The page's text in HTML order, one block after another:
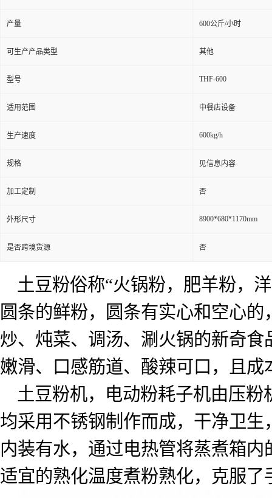
产量 600公斤/小时
可生产产品类型 其他
型号 THF-600
适用范围 中餐店设备
生产速度 600kg/h
规格 见信息内容
加工定制 否
外形尺寸 8900*680*1170mm
是否跨境货源 否
土豆粉俗称“火锅粉，肥羊粉，
圆条的鲜粉，圆条有实心和空心
炒、炖菜、调汤、涮火锅的新奇
嫩滑、口感筋道、酸辣可口，且成
土豆粉机，电动粉耗子机由压
均采用不锈钢制作而成，干净卫
内装有水，通过电热管将蒸煮箱
适宜的熟化温度煮粉熟化，克服